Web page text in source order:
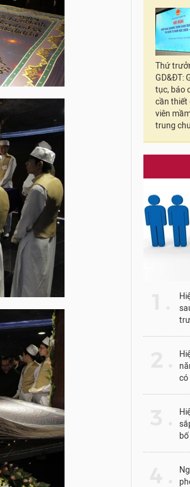
Thứ
GD&ĐT:
tục, báo
cần thiết
viên
trung
có